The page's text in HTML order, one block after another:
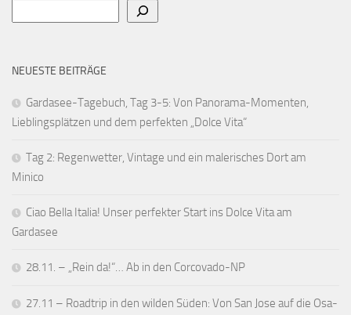
NEUESTE BEITRÄGE
Gardasee-Tagebuch, Tag 3-5: Von Panorama-Momenten,
Lieblingsplätzen und dem perfekten „Dolce Vita“
Tag 2: Regenwetter, Vintage und ein malerisches Dort am
Minico
Ciao Bella Italia! Unser perfekter Start ins Dolce Vita am
Gardasee
28.11. – „Rein da!“… Ab in den Corcovado-NP
27.11 – Roadtrip in den wilden Süden: Von San Jose auf die Osa-